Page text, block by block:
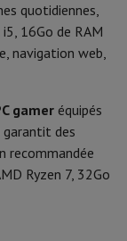
quotidiennes,
16Go de RAM
navigation web,
gamer équipés
garantit des
recommandée
Ryzen 7, 32Go